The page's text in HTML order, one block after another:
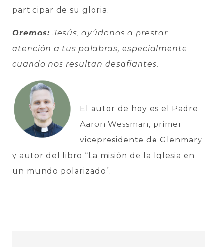
participar de su gloria.
Oremos:Jesús, ayúdanos a prestar
atención a tus palabras, especialmente
cuando nos resultan desafiantes.
El autor de hoy es el Padre
Aaron Wessman, primer
vicepresidente de Glenmary
y autor del libro “La misión de la Iglesia en
un mundo polarizado”.